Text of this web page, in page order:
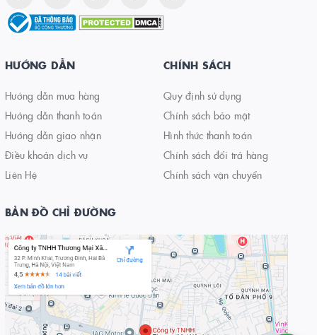
HƯỚNG DẪN
Hướng dẫn mua hàng
Hướng dẫn thanh toán
Hướng dẫn giao nhận
Điều khoản dịch vụ
Liên Hệ
CHÍNH SÁCH
Quy định sử dụng
Chính sách bảo mật
Hình thức thanh toán
Chính sách đổi trả hàng
Chính sách vận chuyển
BẢN ĐỒ CHỈ ĐƯỜNG